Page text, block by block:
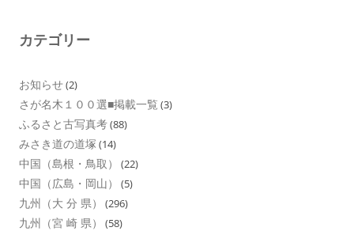
カテゴリー
お知らせ(2)
さが名木１００選■掲載一覧 (3)
ふるさと古写真考(88)
みさき道の道塚 (14)
中国（島根・鳥取） (22)
中国（広島・岡山） (5)
九州（大 分 県） (296)
九州（宮 崎 県） (58)